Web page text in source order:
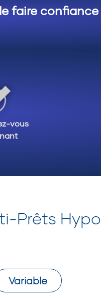
faire
vous
Prêts
Variable